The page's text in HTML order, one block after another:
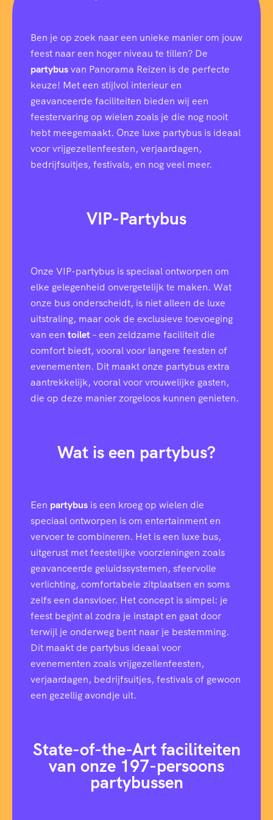
Ben je op zoek naar een unieke manier om jouw
feest naar een hoger niveau te tillen? De
partybusvan Panorama Reizen is de perfecte
keuze! Met een stijlvol interieur en
geavanceerde faciliteiten bieden wij een
feestervaring op wielen zoals je die nog nooit
hebt meegemaakt. Onze luxe partybus is ideaal
voor vrijgezellenfeesten, verjaardagen,
bedrijfsuitjes, festivals, en nog veel meer.
VIP-Partybus
Onze VIP-partybus is speciaal ontworpen om
elke gelegenheid onvergetelijk te maken. Wat
onze bus onderscheidt, is niet alleen de luxe
uitstraling, maar ook de exclusieve toevoeging
van een toilet– een zeldzame faciliteit die
comfort biedt, vooral voor langere feesten of
evenementen. Dit maakt onze partybus extra
aantrekkelijk, vooral voor vrouwelijke gasten,
die op deze manier zorgeloos kunnen genieten.
Wat is een partybus?
Een partybus is een kroeg op wielen die
speciaal ontworpen is om entertainment en
vervoer te combineren. Het is een luxe bus,
uitgerust met feestelijke voorzieningen zoals
geavanceerde geluidssystemen, sfeervolle
verlichting, comfortabele zitplaatsen en soms
zelfs een dansvloer. Het concept is simpel: je
feest begint al zodra je instapt en gaat door
terwijl je onderweg bent naar je bestemming.
Dit maakt de partybus ideaal voor
evenementen zoals vrijgezellenfeesten,
verjaardagen, bedrijfsuitjes, festivals of gewoon
een gezellig avondje uit.
State-of-the-Art faciliteiten
van onze 197-persoons
partybussen